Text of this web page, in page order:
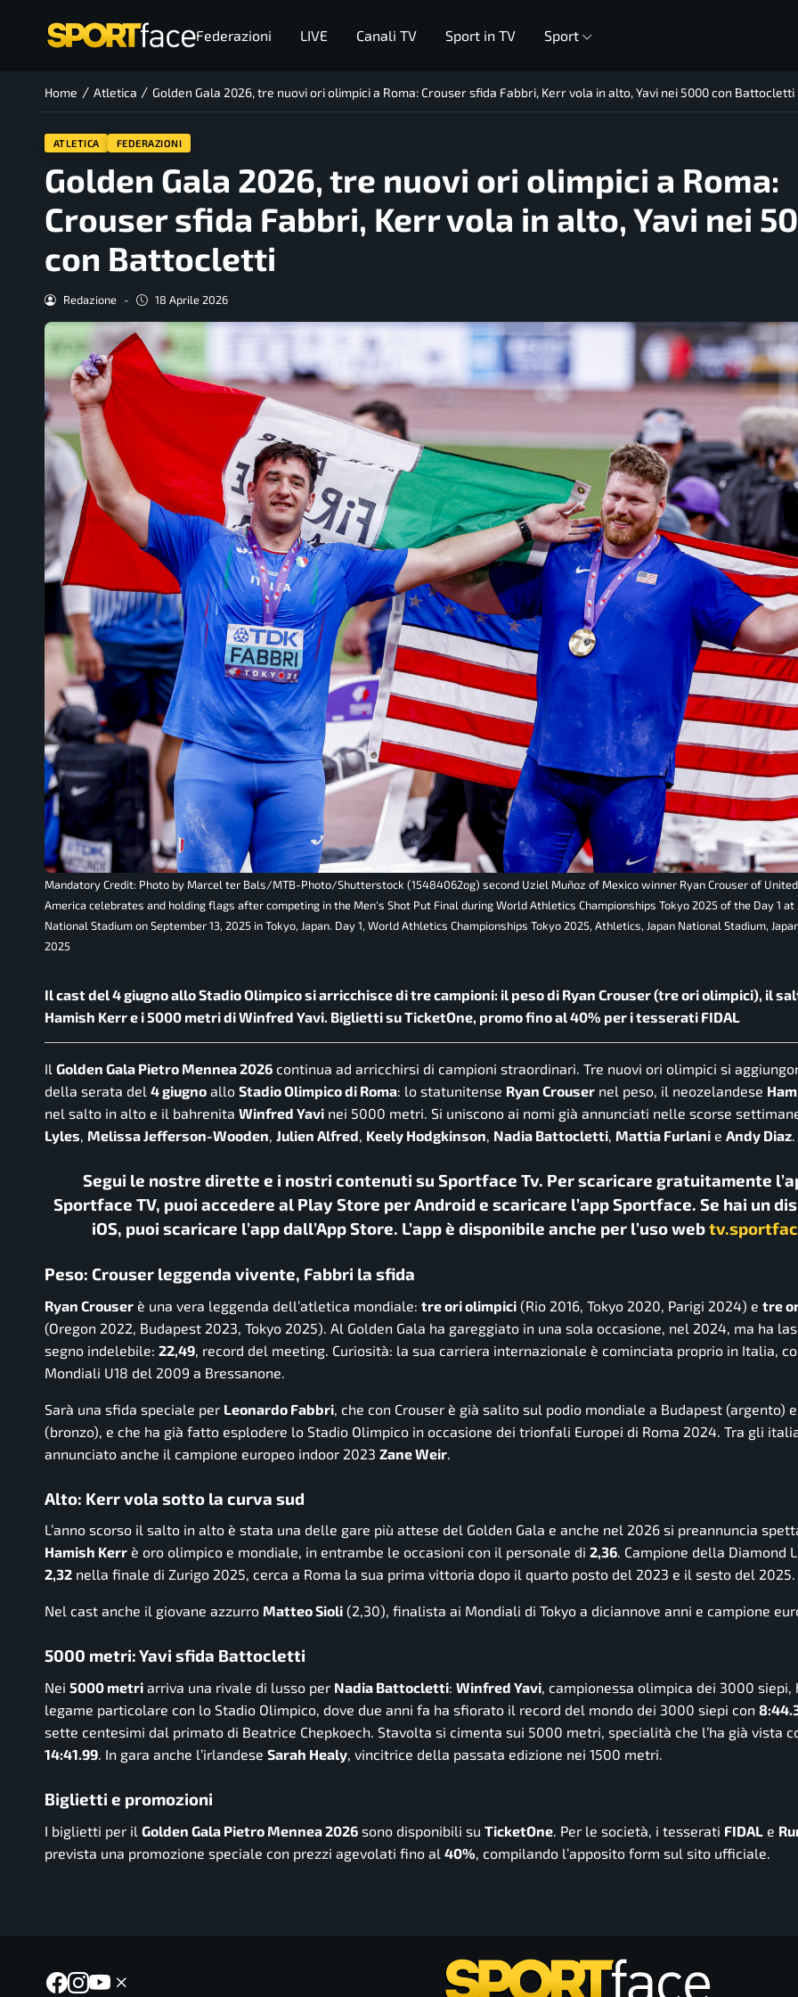
Federazioni LIVE Canali TV Sport in TV Sport
Home / Atletica / Golden Gala 2026, tre nuovi ori olimpici a Roma: Crouser sfida Fabbri, Kerr vola in alto, Yavi nei 5000 con Battocletti
ATLETICA FEDERAZIONI
Golden Gala 2026, tre nuovi ori olimpici a Roma:
Crouser sfida Fabbri, Kerr vola in alto, Yavi nei
con Battocletti
Redazione - 18 Aprile 2026
Mandatory Credit: Photo by Marcel ter Bals/MTB-Photo/Shutterstock (15484062og) second Uziel Muñoz of Mexico winner Ryan Crouser of
America celebrates and holding flags after competing in the Men's Shot Put Final during World Athletics Championships Tokyo 2025 of the Day 1 at
National Stadium on September 13, 2025 in Tokyo, Japan. Day 1, World Athletics Championships Tokyo 2025, Athletics, Japan National Stadium,
2025
Il cast del 4 giugno allo Stadio Olimpico si arricchisce di tre campioni: il peso di Ryan Crouser (tre ori olimpici), il
Hamish Kerr e i 5000 metri di Winfred Yavi. Biglietti su TicketOne, promo fino al 40% per i tesserati FIDAL
Il Golden Gala Pietro Mennea 2026 continua ad arricchirsi di campioni straordinari. Tre nuovi ori olimpici si
della serata del 4 giugno allo Stadio Olimpico di Roma: lo statunitense Ryan Crouser nel peso, il neozelandese
nel salto in alto e il bahrenita Winfred Yavi nei 5000 metri. Si uniscono ai nomi già annunciati nelle scorse
Lyles, Melissa Jefferson-Wooden, Julien Alfred, Keely Hodgkinson, Nadia Battocletti, Mattia Furlani e Andy Diaz.
Segui le nostre dirette e i nostri contenuti su Sportface Tv. Per scaricare gratuitamente
Sportface TV, puoi accedere al Play Store per Android e scaricare l’app Sportface. Se hai un
iOS, puoi scaricare l’app dall’App Store. L’app è disponibile anche per l’uso web
Peso: Crouser leggenda vivente, Fabbri la sfida
Ryan Crouser è una vera leggenda dell’atletica mondiale: tre ori olimpici (Rio 2016, Tokyo 2020, Parigi 2024) e tre
(Oregon 2022, Budapest 2023, Tokyo 2025). Al Golden Gala ha gareggiato in una sola occasione, nel 2024, ma ha
segno indelebile: 22,49 , record del meeting. Curiosità: la sua carriera internazionale è cominciata proprio in Italia,
Mondiali U18 del 2009 a Bressanone.
Sarà una sfida speciale per Leonardo Fabbri , che con Crouser è già salito sul podio mondiale a Budapest (argento)
(bronzo), e che ha già fatto esplodere lo Stadio Olimpico in occasione dei trionfali Europei di Roma 2024. Tra gli
annunciato anche il campione europeo indoor 2023 Zane Weir
Alto: Kerr vola sotto la curva sud
L’anno scorso il salto in alto è stata una delle gare più attese del Golden Gala e anche nel 2026 si preannuncia
Hamish Kerr è oro olimpico e mondiale, in entrambe le occasioni con il personale di 2,36. Campione della Diamond
2,32 nella finale di Zurigo 2025, cerca a Roma la sua prima vittoria dopo il quarto posto del 2023 e il sesto del 2025.
Nel cast anche il giovane azzurro Matteo Sioli (2,30), finalista ai Mondiali di Tokyo a diciannove anni e campione
5000 metri: Yavi sfida Battocletti
Nei 5000 metri arriva una rivale di lusso per Nadia Battocletti: Winfred Yavi, campionessa olimpica dei 3000 siepi,
legame particolare con lo Stadio Olimpico, dove due anni fa ha sfiorato il record del mondo dei 3000 siepi con
sette centesimi dal primato di Beatrice Chepkoech. Stavolta si cimenta sui 5000 metri, specialità che l’ha già vista
14:41.99. In gara anche l’irlandese Sarah Healy, vincitrice della passata edizione nei 1500 metri.
Biglietti e promozioni
I biglietti per il Golden Gala Pietro Mennea 2026 sono disponibili su TicketOne . Per le società, i tesserati FIDAL e
prevista una promozione speciale con prezzi agevolati fino al 40% , compilando l’apposito form sul sito ufficiale.